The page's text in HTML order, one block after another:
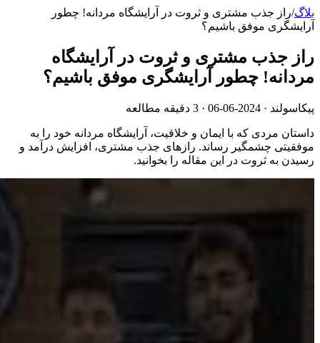
بلاگ/راز جذب مشتری و ثروت در آرایشگاه مردانه! چطور
آرایشگری موفق باشیم؟
راز جذب مشتری و ثروت در آرایشگاه
مردانه! چطور آرایشگری موفق باشیم؟
پیکاسولند · 2024-06-06 · 3 دقیقه مطالعه
داستان مردی که با ایمان و خلاقیت، آرایشگاه مردانه خود را به
موفقیتی چشمگیر رساند. رازهای جذب مشتری، افزایش درآمد و
رسیدن به ثروت در این مقاله را بخوانید.